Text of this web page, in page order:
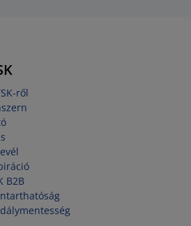
ről
B2B